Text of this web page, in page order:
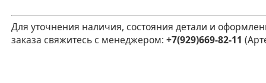
Для уточнения наличия, состояния детали и
заказа свяжитесь с менеджером: +7(929)669-82-11